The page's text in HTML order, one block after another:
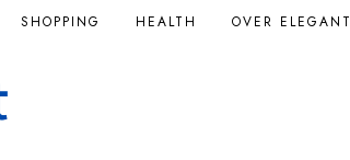
SHOPPING HEALTH OVER ELEGANT